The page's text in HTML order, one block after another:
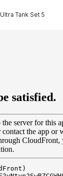
Tank Set 5